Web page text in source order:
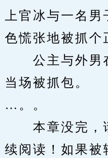
上官冰与一名男
色慌张地被抓个
公主与外男在
当场被抓包。
…。。
本章没完，
续阅读！如果被